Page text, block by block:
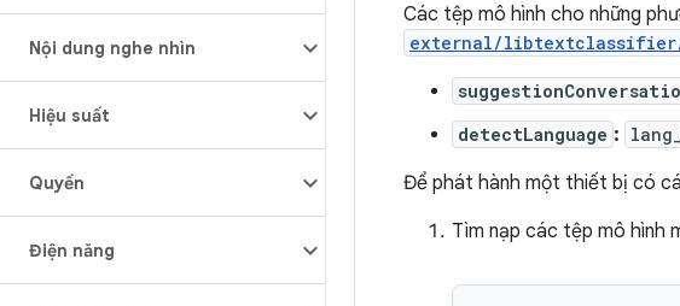
Nội dung nghe nhìn
Hiệu suất
Quyền
Điện năng
Các tệp mô hình cho những
external/libtextclassifier/
detectLanguage :
Để phát hành một thiết bị có
Tìm nạp các tệp mô hình